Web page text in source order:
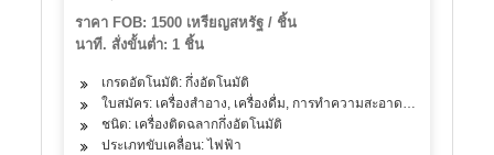
ราคา FOB: 1500 เหรียญสหรัฐ / ชิ้น
นาที. สั่งขั้นต่ำ: 1 ชิ้น
เกรดอัตโนมัติ: กึ่งอัตโนมัติ
ใบสมัคร: เครื่องสำอาง, เครื่องดื่ม, การทำความสะอาด, ผงซักฟอก
ชนิด: เครื่องติดฉลากกึ่งอัตโนมัติ
ประเภทขับเคลื่อน: ไฟฟ้า